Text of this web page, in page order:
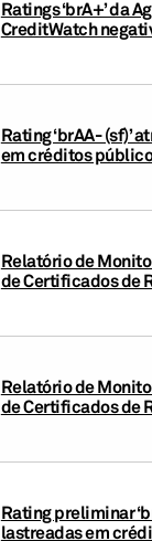
Ratings ‘brA+’ da
CreditWatch
Rating ‘brAA- (sf)’
em créditos
Relatório de
de Certificados de
Relatório de
de Certificados de
Rating preliminar
lastreadas em